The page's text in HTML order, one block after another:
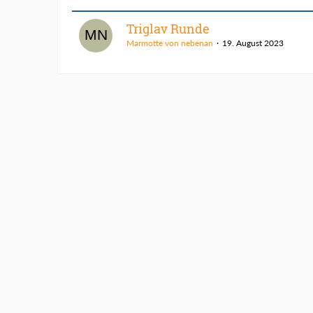
Triglav Runde
Marmotte von nebenan 19. August 2023